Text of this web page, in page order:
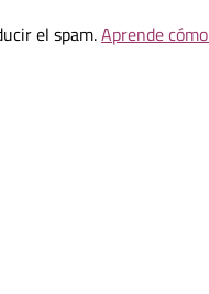
el spam.Aprende